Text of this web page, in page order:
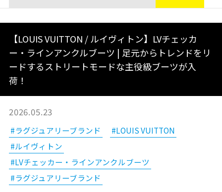
【LOUIS VUITTON / ルイヴィトン】LVチェッカ
ー・ラインアンクルブーツ | 足元からトレンドをリ
ードするストリートモードな主役級ブーツが入
荷！
2026.05.23
#ラグジュアリーブランド
#LOUIS VUITTON
#ルイヴィトン
#LVチェッカー・ラインアンクルブーツ
#ラグジュアリーブランド